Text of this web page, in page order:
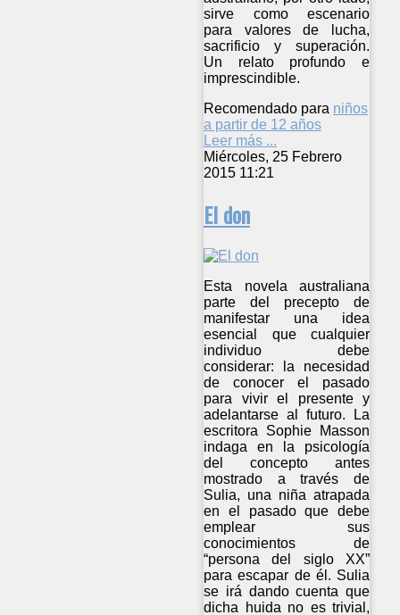
sirve como escenario
para valores de lucha,
sacrificio y superación.
Un relato profundo e
imprescindible.
Recomendado para niños
a partir de 12 años
Leer más ...
Miércoles, 25 Febrero
2015 11:21
El don
Esta novela australiana
parte del precepto de
manifestar una idea
esencial que cualquier
individuo debe
considerar: la necesidad
de conocer el pasado
para vivir el presente y
adelantarse al futuro. La
escritora Sophie Masson
indaga en la psicología
del concepto antes
mostrado a través de
Sulia, una niña atrapada
en el pasado que debe
emplear sus
conocimientos de
“persona del siglo XX”
para escapar de él. Sulia
se irá dando cuenta que
dicha huida no es trivial,